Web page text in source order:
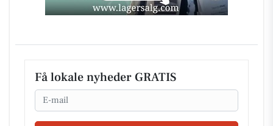
Få lokale nyheder GRATIS
Email